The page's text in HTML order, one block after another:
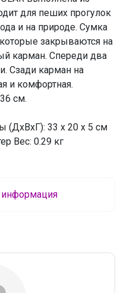
для пеших прогулок
и на природе. Сумка
закрываются на
карман. Спереди два
Сзади карман на
и комфортная.
см.
(ДхВхГ): 33 х 20 х 5 см
Вес: 0.29 кг
информация